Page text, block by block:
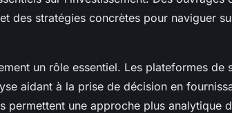
des stratégies concrètes pour naviguer
un rôle essentiel. Les plateformes de
aidant à la prise de décision en
permettent une approche plus analytique